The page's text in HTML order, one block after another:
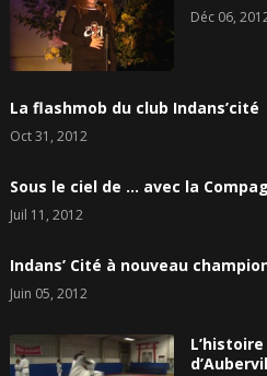
Déc 06,
La flashmob du club Indans’cité
Oct 31, 2012
Sous le ciel de … avec la
Juil 11, 2012
Indans’ Cité à nouveau
Juin 05, 2012